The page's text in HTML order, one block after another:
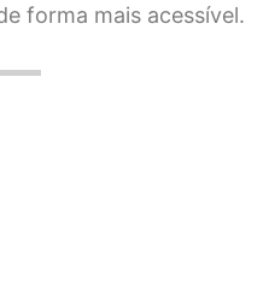
forma mais acessível.